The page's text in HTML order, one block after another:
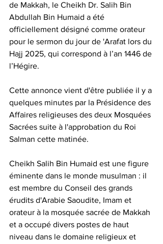
de Makkah, le Cheikh Dr. Salih Bin
Abdullah Bin Humaid a été
officiellement désigné comme orateur
pour le sermon du jour de 'Arafat lors du
Hajj 2025, qui correspond à l’an 1446 de
l’Hégire.
Cette annonce vient d'être publiée il y a
quelques minutes par la Présidence des
Affaires religieuses des deux Mosquées
Sacrées suite à l'approbation du Roi
Salman cette matinée.
Cheikh Salih Bin Humaid est une figure
éminente dans le monde musulman : il
est membre du Conseil des grands
érudits d'Arabie Saoudite, Imam et
orateur à la mosquée sacrée de Makkah
et a occupé divers postes de haut
niveau dans le domaine religieux et